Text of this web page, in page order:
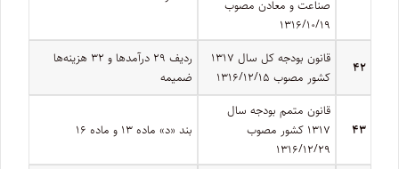
صناعت و معادن مصوب
۱۳۱۶/۱۰/۱۹
۴۲
قانون بودجه کل سال ۱۳۱۷
کشور مصوب ۱۳۱۶/۱۲/۱۵
ردیف ۲۹ درآمدها و ۳۲ هزینه‌ها
ضمیمه
۴۳
قانون متمم بودجه سال
۱۳۱۷ کشور مصوب
۱۳۱۶/۱۲/۲۹
بند «د» ماده ۱۳ و ماده ۱۶